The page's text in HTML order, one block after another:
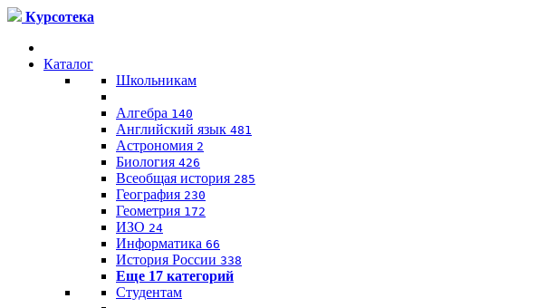
Курсотека
Каталог
Школьникам
Алгебра 140
Английский язык 481
Астрономия 2
Биология 426
Всеобщая история 285
География 230
Геометрия 172
ИЗО 24
Информатика 66
История России 338
Еще 17 категорий
Студентам